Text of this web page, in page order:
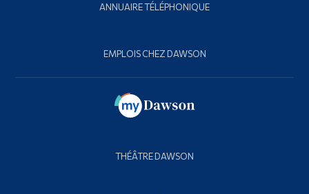
ANNUAIRE TÉLÉPHONIQUE
EMPLOIS CHEZ DAWSON
THÉÂTRE DAWSON